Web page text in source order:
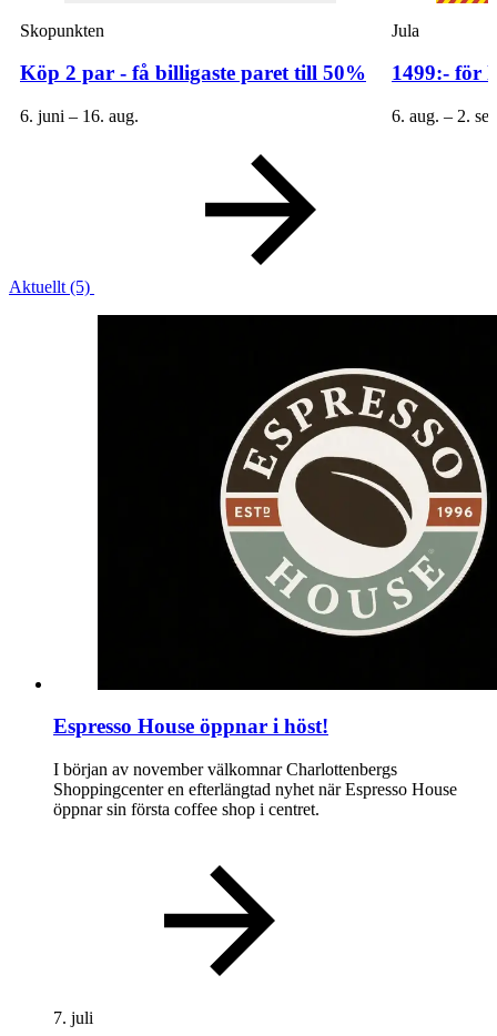
Öppettider
Praktisk information
Skopunkten
Köp 2 par - få billigaste paret till 50%
6. juni – 16. aug.
Jula
1499:- för
6. aug. – 2.
Aktuellt (5)
Espresso House öppnar i höst!
I början av november välkomnar Charlottenbergs
Shoppingcenter en efterlängtad nyhet när Espresso House
öppnar sin första coffee shop i centret.
7. juli